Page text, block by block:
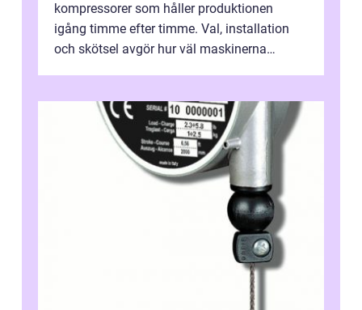
kompressorer som håller produktionen
igång timme efter timme. Val, installation
och skötsel avgör hur väl maskinerna